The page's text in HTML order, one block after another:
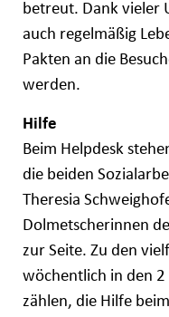
betreut. Dank vieler
auch regelmäßig
Pakten an die
werden.
Hilfe
Beim Helpdesk
die beiden
Theresia
Dolmetscherinnen
zur Seite. Zu den
wöchentlich in den
zählen, die Hilfe